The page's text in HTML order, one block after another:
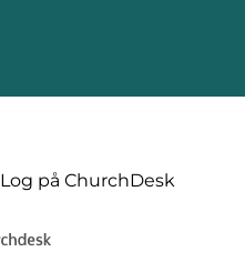
Log på ChurchDesk